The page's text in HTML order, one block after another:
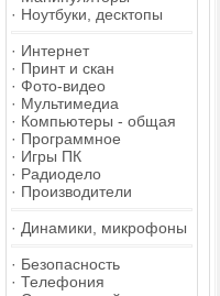
· Ноутбуки, десктопы
· Интернет
· Принт и скан
· Фото-видео
· Мультимедиа
· Компьютеры - общая
· Программное
· Игры ПК
· Радиодело
· Производители
· Динамики, микрофоны
· Безопасность
· Телефония